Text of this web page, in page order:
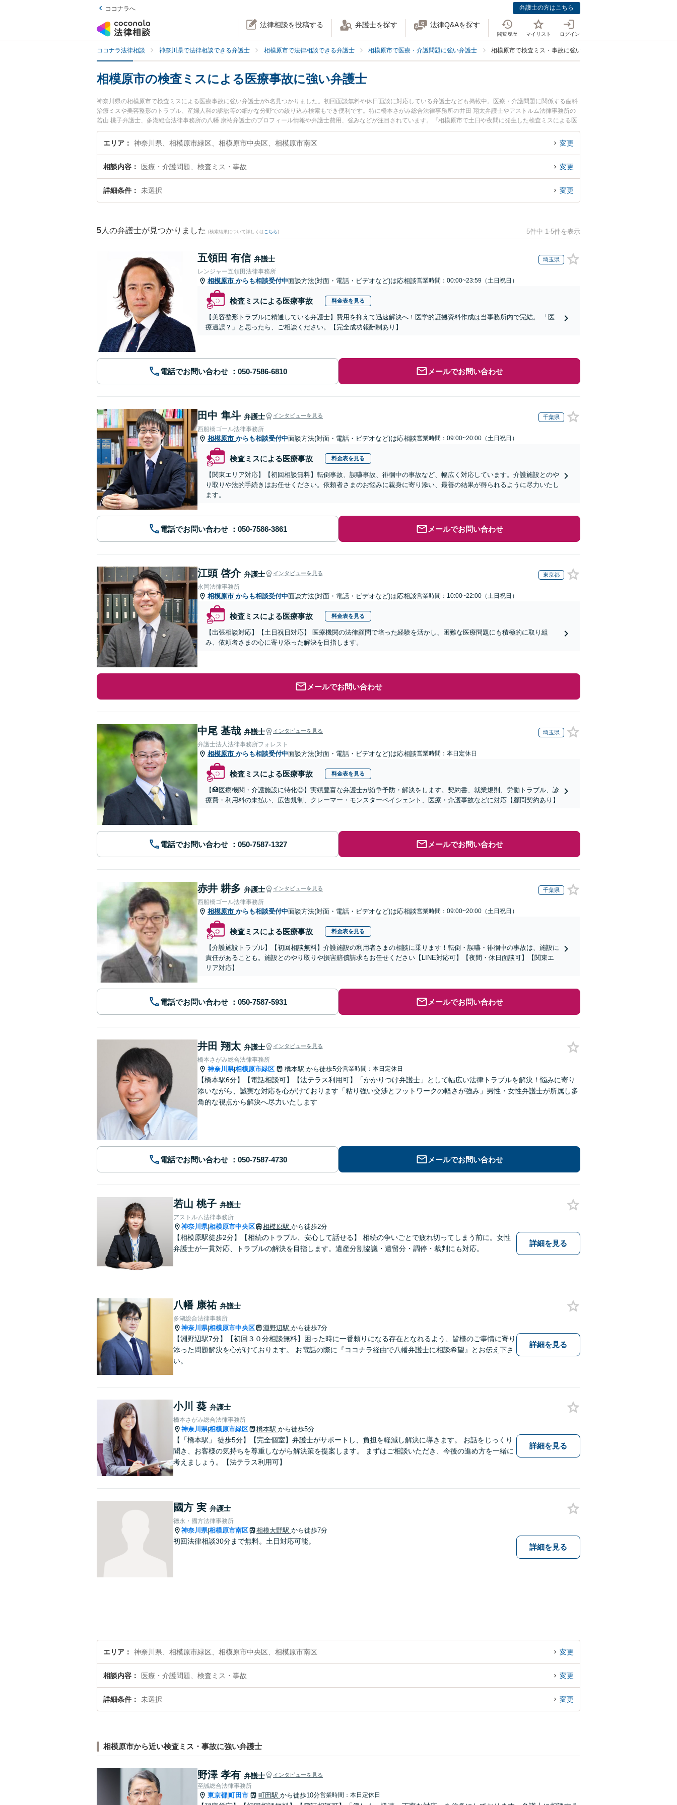
ココナラへ 弁護士の方はこちら
法律相談を投稿する 弁護士を探す 法律Q&Aを探す
閲覧履歴 マイリスト ログイン
ココナラ法律相談 神奈川県で法律相談できる弁護士 相模原市で法律相談できる弁護士 相模原市で医療・介護問題に強い弁護士 相模原市で検査ミス・事故に強い弁護士
相模原市の検査ミスによる医療事故に強い弁護士
神奈川県の相模原市で検査ミスによる医療事故に強い弁護士が5名見つかりました。初回面談無料や休日面談に対応している弁護士なども掲載中。医療・介護問題に関係する歯科
治療ミスや美容整形のトラブル、産婦人科の訴訟等の細かな分野での絞り込み検索もでき便利です。特に橋本さがみ総合法律事務所の井田 翔太弁護士やアストルム法律事務所の
若山 桃子弁護士、多湖総合法律事務所の八幡 康祐弁護士のプロフィール情報や弁護士費用、強みなどが注目されています。『相模原市で土日や夜間に発生した検査ミスによる医
療事故のトラブルを今すぐに弁護士に相談したい』『検査ミスによる医療事故のトラブル解決の実績豊富な近くの弁護士を検索したい』『初回相談無料で検査ミスによる医療事故
を法律相談できる相模原市内の弁護士に相談予約したい』などでお困りの相談者さんにおすすめです。
エリア 神奈川県、相模原市緑区、相模原市中央区、相模原市南区 変更
相談内容 医療・介護問題、検査ミス・事故 変更
詳細条件 未選択 変更
5 人の弁護士が見つかりました (検索結果について詳しくは こちら) 5件中 1-5件を表示
五領田 有信 弁護士 埼玉県
レンジャー五領田法律事務所
相模原市 からも相談受付中面談方法(対面・電話・ビデオなど)は応相談営業時間：00:00~23:59（土日祝日）
検査ミスによる医療事故 料金表を見る
【美容整形トラブルに精通している弁護士】費用を抑えて迅速解決へ！医学的証拠資料作成は当事務所内で完結。 「医
療過誤？」と思ったら、ご相談ください。【完全成功報酬制あり】
電話でお問い合わせ メールでお問い合わせ
田中 隼斗 弁護士 インタビューを見る 千葉県
西船橋ゴール法律事務所
相模原市 からも相談受付中面談方法(対面・電話・ビデオなど)は応相談営業時間：09:00~20:00（土日祝日）
検査ミスによる医療事故 料金表を見る
【関東エリア対応】【初回相談無料】転倒事故、誤嚥事故、徘徊中の事故など、幅広く対応しています。介護施設とのや
り取りや法的手続きはお任せください。依頼者さまのお悩みに親身に寄り添い、最善の結果が得られるように尽力いたし
ます。
電話でお問い合わせ メールでお問い合わせ
江頭 啓介 弁護士 インタビューを見る 東京都
永岡法律事務所
相模原市 からも相談受付中面談方法(対面・電話・ビデオなど)は応相談営業時間：10:00~22:00（土日祝日）
検査ミスによる医療事故 料金表を見る
【出張相談対応】【土日祝日対応】 医療機関の法律顧問で培った経験を活かし、困難な医療問題にも積極的に取り組
み、依頼者さまの心に寄り添った解決を目指します。
メールでお問い合わせ
中尾 基哉 弁護士 インタビューを見る 埼玉県
弁護士法人法律事務所フォレスト
相模原市 からも相談受付中面談方法(対面・電話・ビデオなど)は応相談営業時間：本日定休日
検査ミスによる医療事故 料金表を見る
【🏥医療機関・介護施設に特化◎】実績豊富な弁護士が紛争予防・解決をします。契約書、就業規則、労働トラブル、診
療費・利用料の未払い、広告規制、クレーマー・モンスターペイシェント、医療・介護事故などに対応【顧問契約あり】
電話でお問い合わせ メールでお問い合わせ
赤井 耕多 弁護士 インタビューを見る 千葉県
西船橋ゴール法律事務所
相模原市 からも相談受付中面談方法(対面・電話・ビデオなど)は応相談営業時間：09:00~20:00（土日祝日）
検査ミスによる医療事故 料金表を見る
【介護施設トラブル】【初回相談無料】介護施設の利用者さまの相談に乗ります！転倒・誤嚥・徘徊中の事故は、施設に
責任があることも。施設とのやり取りや損害賠償請求もお任せください【LINE対応可】【夜間・休日面談可】【関東エ
リア対応】
電話でお問い合わせ メールでお問い合わせ
井田 翔太 弁護士 インタビューを見る
橋本さがみ総合法律事務所
神奈川県|相模原市緑区 橋本駅 から徒歩5分営業時間：本日定休日
【橋本駅6分】【電話相談可】【法テラス利用可】「かかりつけ弁護士」として幅広い法律トラブルを解決！悩みに寄り
添いながら、誠実な対応を心がけております「粘り強い交渉とフットワークの軽さが強み」男性・女性弁護士が所属し多
角的な視点から解決へ尽力いたします
電話でお問い合わせ メールでお問い合わせ
若山 桃子 弁護士
アストルム法律事務所
神奈川県|相模原市中央区 相模原駅 から徒歩2分
【相模原駅徒歩2分】【相続のトラブル、安心して話せる】 相続の争いごとで疲れ切ってしまう前に。女性
弁護士が一貫対応、トラブルの解決を目指します。遺産分割協議・遺留分・調停・裁判にも対応。
詳細を見る
八幡 康祐 弁護士
多湖総合法律事務所
神奈川県|相模原市中央区 淵野辺駅 から徒歩7分
【淵野辺駅7分】【初回３０分相談無料】困った時に一番頼りになる存在となれるよう、皆様のご事情に寄り
添った問題解決を心がけております。 お電話の際に『ココナラ経由で八幡弁護士に相談希望』とお伝え下さ
い。
詳細を見る
小川 葵 弁護士
橋本さがみ総合法律事務所
神奈川県|相模原市緑区 橋本駅 から徒歩5分
【「橋本駅」 徒歩5分】【完全個室】弁護士がサポートし、負担を軽減し解決に導きます。 お話をじっくり
聞き、お客様の気持ちを尊重しながら解決策を提案します。 まずはご相談いただき、今後の進め方を一緒に
考えましょう。【法テラス利用可】
詳細を見る
國方 実 弁護士
德永・國方法律事務所
神奈川県|相模原市南区 相模大野駅 から徒歩7分
初回法律相談30分まで無料。土日対応可能。
詳細を見る
エリア 神奈川県、相模原市緑区、相模原市中央区、相模原市南区 変更
相談内容 医療・介護問題、検査ミス・事故 変更
詳細条件 未選択 変更
相模原市から近い検査ミス・事故に強い弁護士
野澤 孝有 弁護士 インタビューを見る
至誠総合法律事務所
東京都 町田市 町田駅 から徒歩10分営業時間：本日定休日